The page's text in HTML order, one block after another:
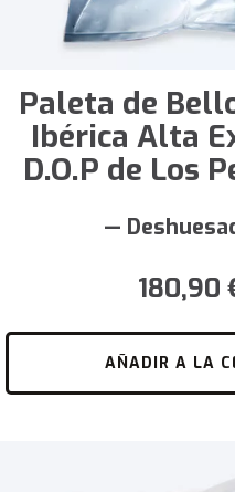
Paleta de
Ibérica Alta
D.O.P de Los
—
180,90
AÑADIR A LA